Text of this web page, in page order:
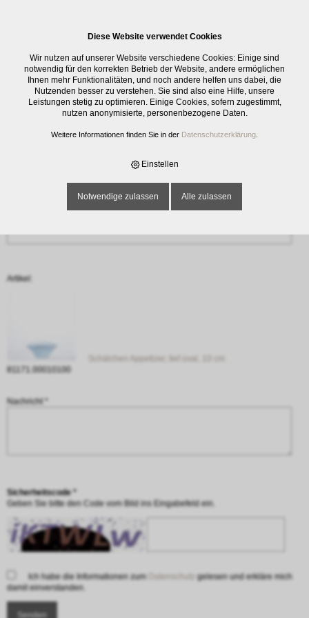
‹ Zurück
Anfrage
Name oder Firma *
Artikel:
Schälchen Appetizer, tief oval, 10 cm
81171.00010100
Nachricht *
Sicherheitscode *
Geben Sie bitte den Code vom Bild ins Eingabefeld ein.
Ich habe die Informationen zum
gelesen und erkläre mich
damit einverstanden.
Diese Website verwendet Cookies
Wir nutzen auf unserer Website verschiedene Cookies: Einige sind
notwendig für den korrekten Betrieb der Website, andere ermöglichen
Ihnen mehr Funktionalitäten, und noch andere helfen uns dabei, die
Nutzenden besser zu verstehen. Sie sind also eine Hilfe, unsere
Leistungen stetig zu optimieren. Einige Cookies, sofern zugestimmt,
nutzen anonymisierte, personenbezogene Daten.
Weitere Informationen finden Sie in der Datenschutzerklärung
Einstellen
Notwendige zulassen Alle zulassen